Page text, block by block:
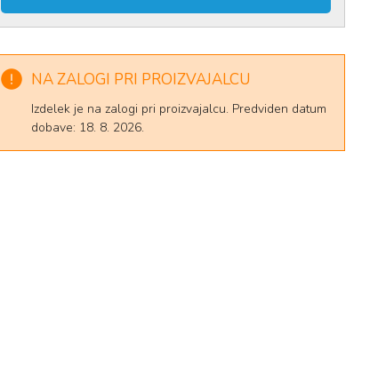
NA ZALOGI PRI PROIZVAJALCU
Izdelek je na zalogi pri proizvajalcu. Predviden datum
dobave: 18. 8. 2026.